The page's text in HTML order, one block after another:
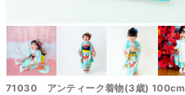
71030 アンティーク着物(3歳) 100cm